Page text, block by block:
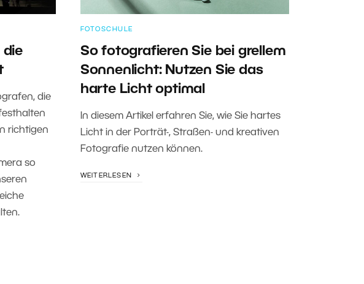
die
die
richtigen
so
FOTOSCHULE
So fotografieren Sie bei grellem
Sonnenlicht: Nutzen Sie das
harte Licht optimal
In diesem Artikel erfahren Sie, wie Sie hartes
Licht in der Porträt-, Straßen- und kreativen
Fotografie nutzen können.
WEITERLESEN